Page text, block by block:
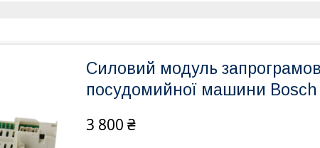
Силовий модуль
посудомийної машини Bosch
3 800 ₴